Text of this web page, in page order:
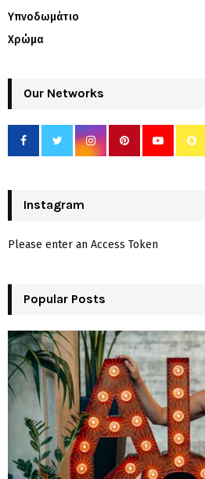
Υπνοδωμάτιο
Χρώμα
Our Networks
Instagram
Please enter an Access Token
Popular Posts